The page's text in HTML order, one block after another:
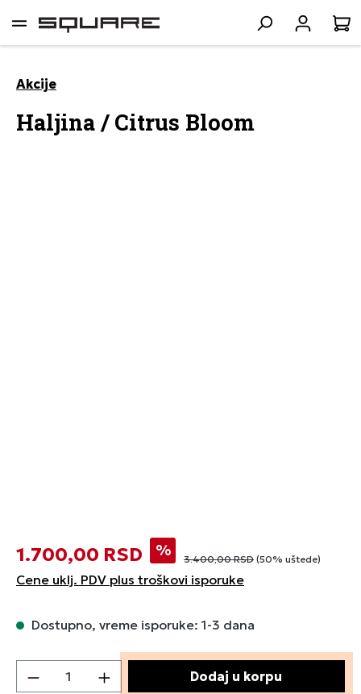
sadržaj
Akcije
Haljina / Citrus Bloom
1.700,00 RSD % 3.400,00 RSD (50% uštede)
Cene uklj. PDV plus troškovi isporuke
Dostupno, vreme isporuke: 1-3 dana
Količina proizvoda: Unesite željenu
Dodaj u korpu